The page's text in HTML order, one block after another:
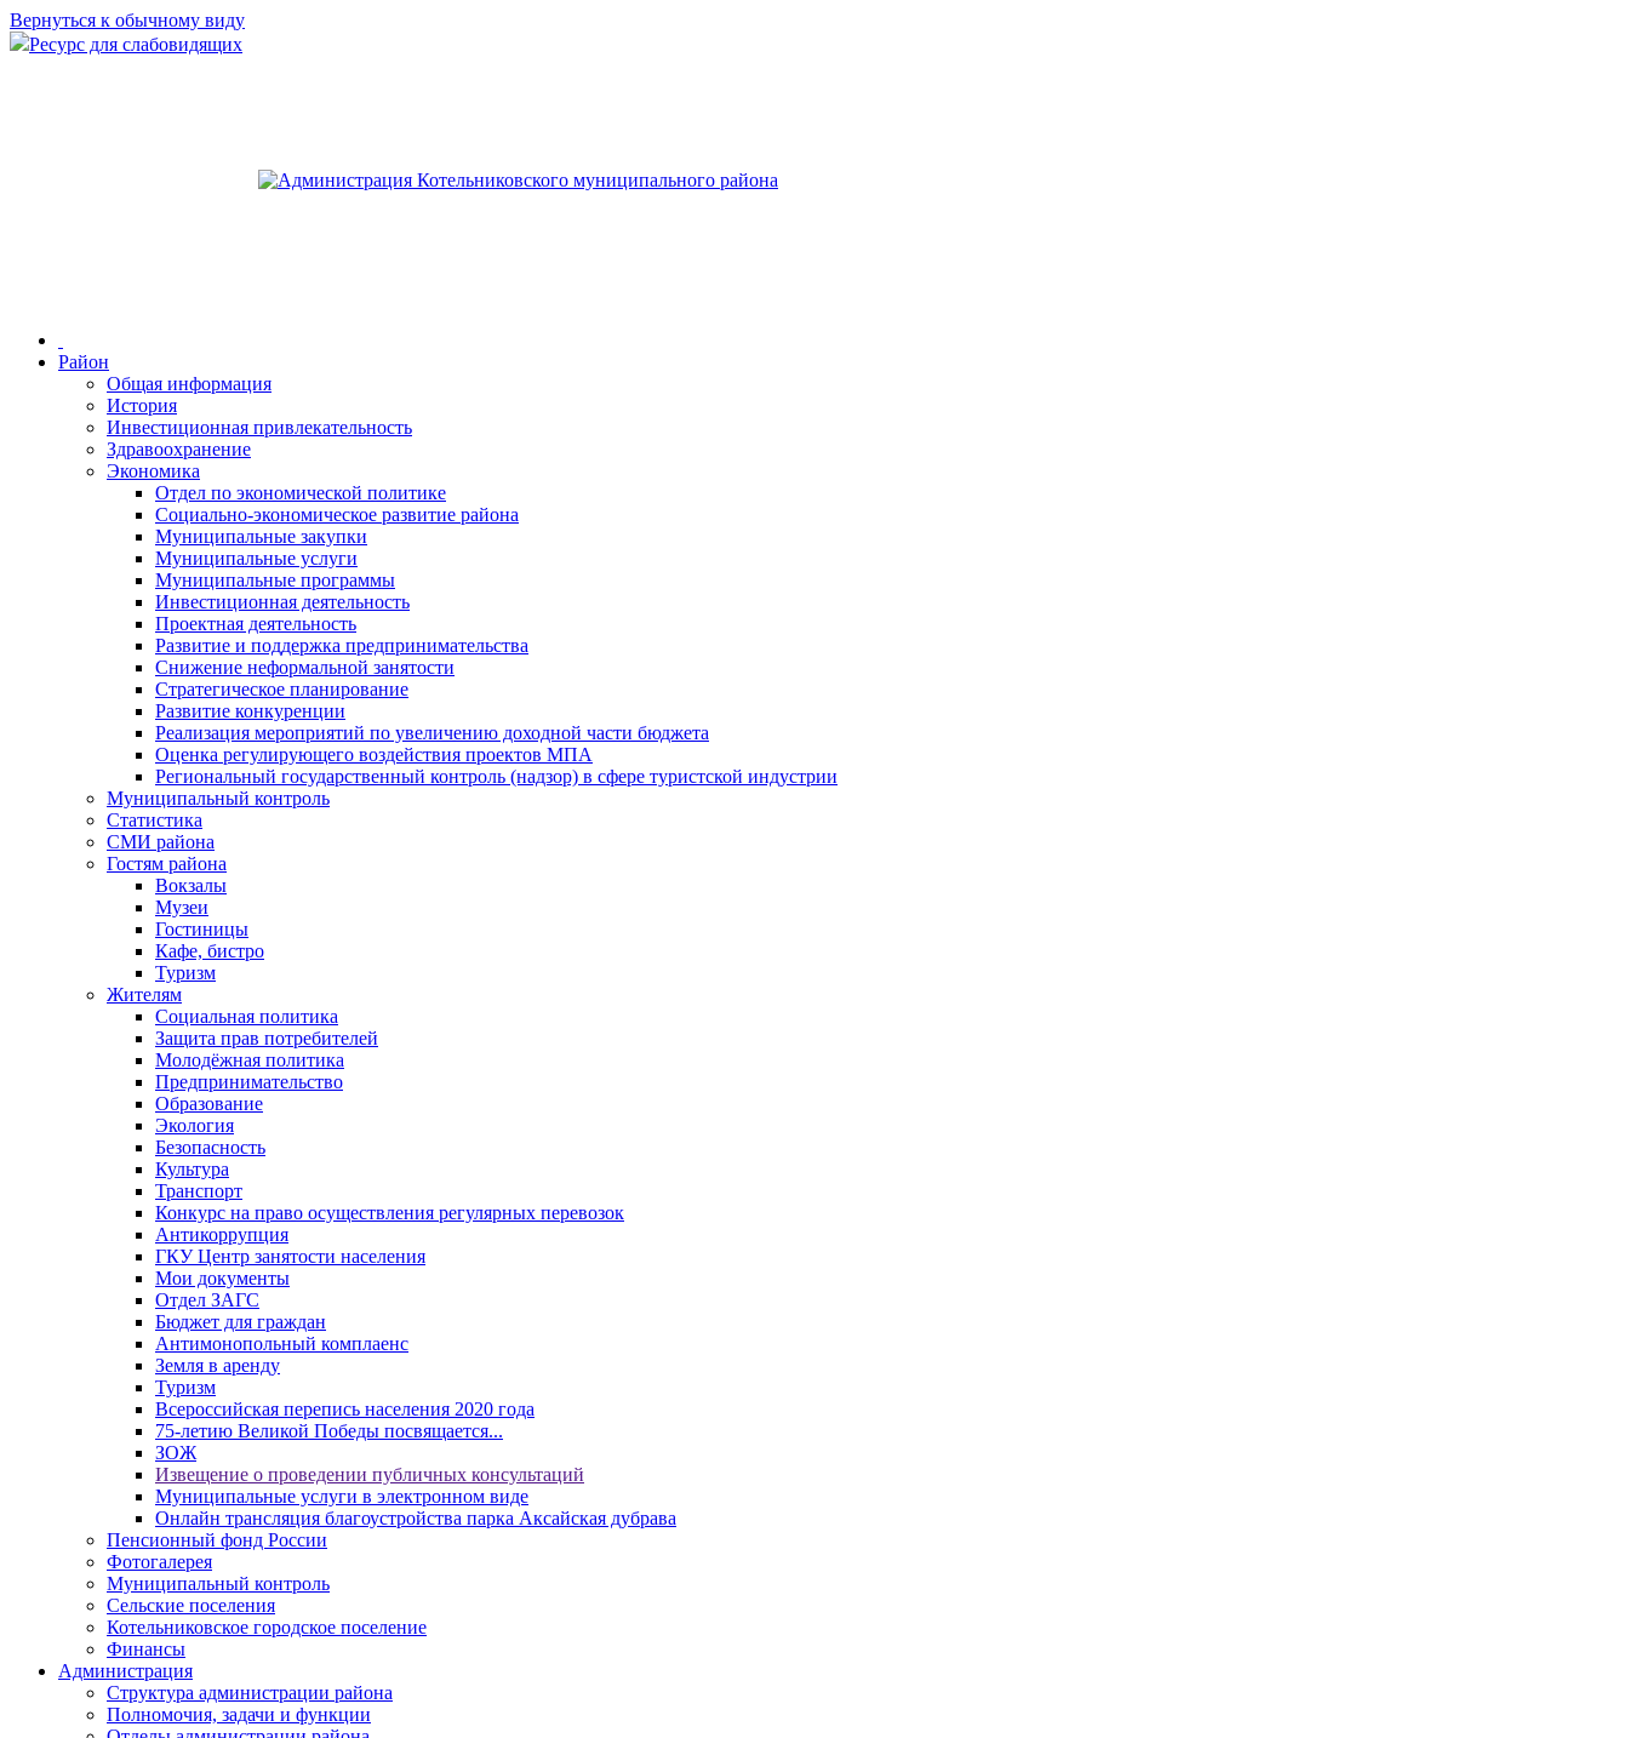
Вернуться к обычному виду
Ресурс для слабовидящих
Район
Общая информация
История
Инвестиционная привлекательность
Здравоохранение
Экономика
Отдел по экономической политике
Социально-экономическое развитие района
Муниципальные закупки
Муниципальные услуги
Муниципальные программы
Инвестиционная деятельность
Проектная деятельность
Развитие и поддержка предпринимательства
Снижение неформальной занятости
Стратегическое планирование
Развитие конкуренции
Реализация мероприятий по увеличению доходной части бюджета
Оценка регулирующего воздействия проектов МПА
Региональный государственный контроль (надзор) в сфере туристской индустрии
Муниципальный контроль
Статистика
СМИ района
Гостям района
Вокзалы
Музеи
Гостиницы
Кафе, бистро
Туризм
Жителям
Социальная политика
Защита прав потребителей
Молодёжная политика
Предпринимательство
Образование
Экология
Безопасность
Культура
Транспорт
Конкурс на право осуществления регулярных перевозок
Антикоррупция
ГКУ Центр занятости населения
Мои документы
Отдел ЗАГС
Бюджет для граждан
Антимонопольный комплаенс
Земля в аренду
Туризм
Всероссийская перепись населения 2020 года
75-летию Великой Победы посвящается...
ЗОЖ
Извещение о проведении публичных консультаций
Муниципальные услуги в электронном виде
Онлайн трансляция благоустройства парка Аксайская дубрава
Пенсионный фонд России
Фотогалерея
Муниципальный контроль
Сельские поселения
Котельниковское городское поселение
Финансы
Администрация
Структура администрации района
Полномочия, задачи и функции